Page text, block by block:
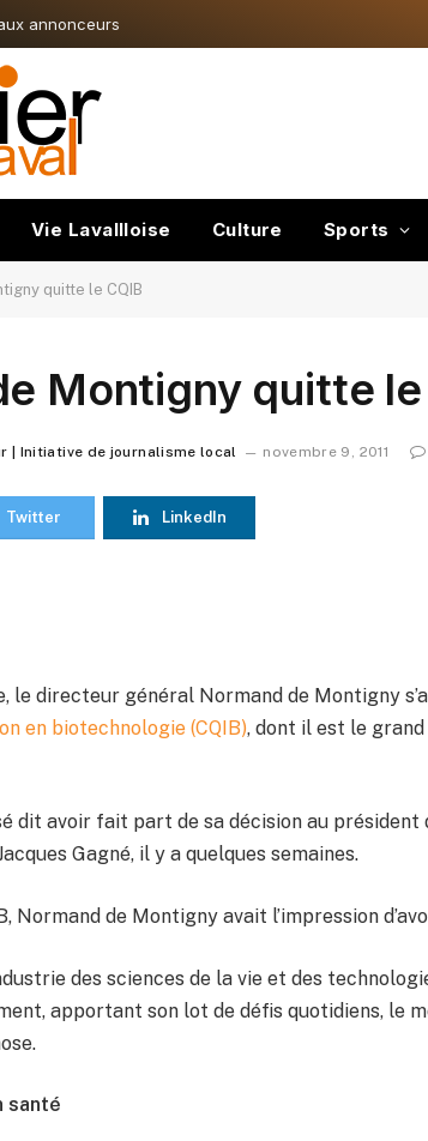
annonceurs
Vie Lavallloise Culture Sports
quitte le CQIB
Montigny quitte le
| Initiative de journalisme local novembre 9, 2011
Twitter LinkedIn
le directeur général Normand de Montigny
en biotechnologie (CQIB), dont il est le
dit avoir fait part de sa décision au président
Gagné, il y a quelques semaines.
Normand de Montigny avait l’impression
des sciences de la vie et des
apportant son lot de défis quotidiens, le
santé